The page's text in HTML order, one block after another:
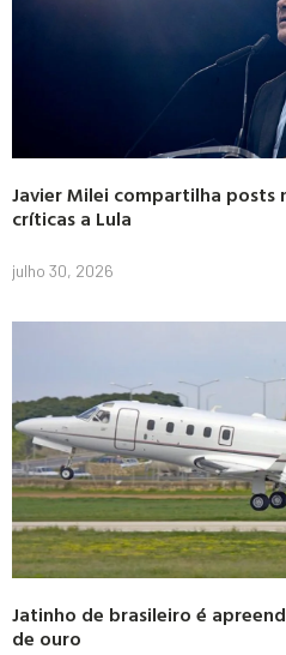
Javier Milei compartilha posts
críticas a Lula
julho 30, 2026
Jatinho de brasileiro é
de ouro